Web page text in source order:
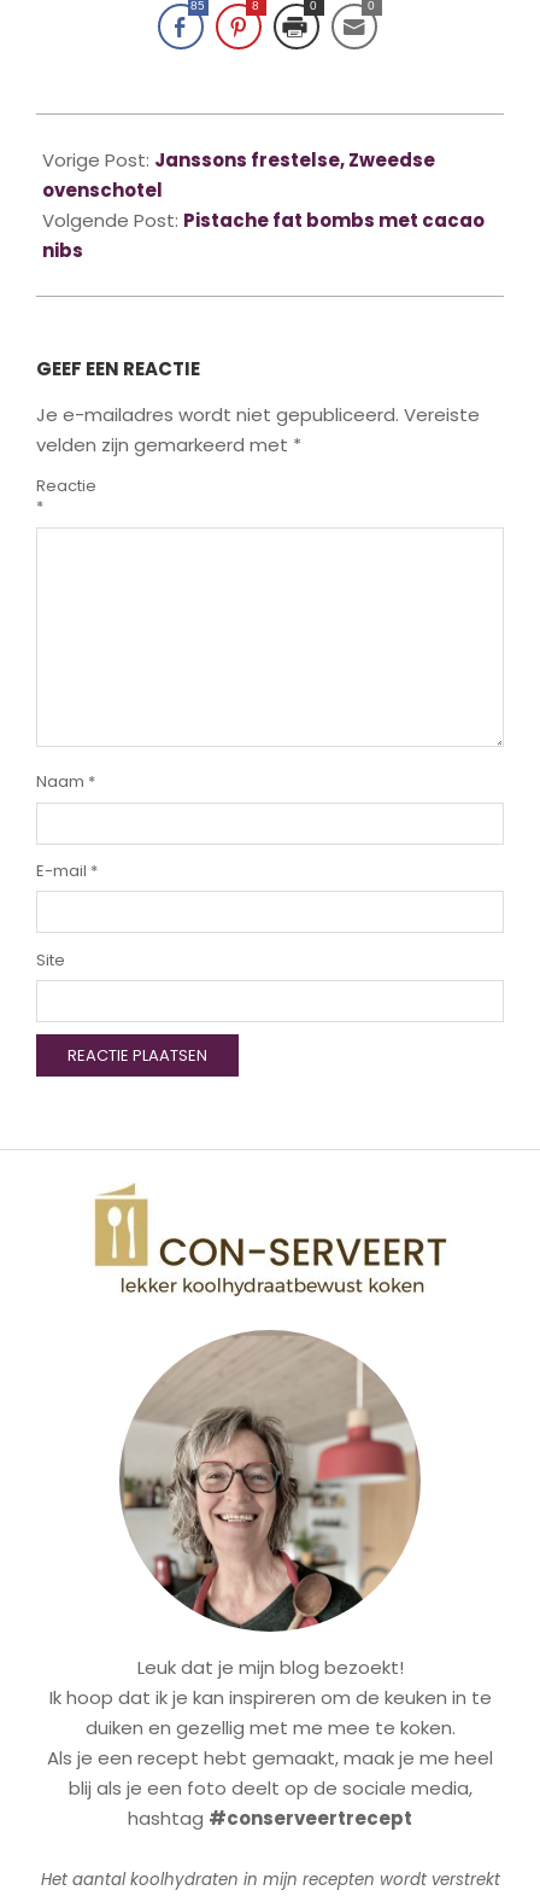
85 8 0 0
12-
21
Vorige Post: Janssons frestelse, Zweedse
ovenschotel
Volgende Post: Pistache fat bombs met cacao
nibs
GEEF EEN REACTIE
Je e-mailadres wordt niet gepubliceerd. Vereiste
velden zijn gemarkeerd met *
Reactie
*
Naam *
E-mail *
Site
Leuk dat je mijn blog bezoekt!
Ik hoop dat ik je kan inspireren om de keuken in te
duiken en gezellig met me mee te koken.
Als je een recept hebt gemaakt, maak je me heel
blij als je een foto deelt op de sociale media,
hashtag #conserveertrecept
Het aantal koolhydraten in mijn recepten wordt verstrekt